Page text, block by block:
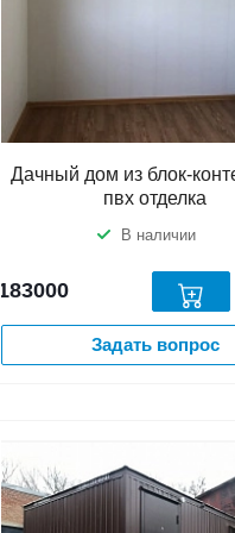
Дачный дом из блок-
пвх отделка
В наличии
183000
Задать вопрос